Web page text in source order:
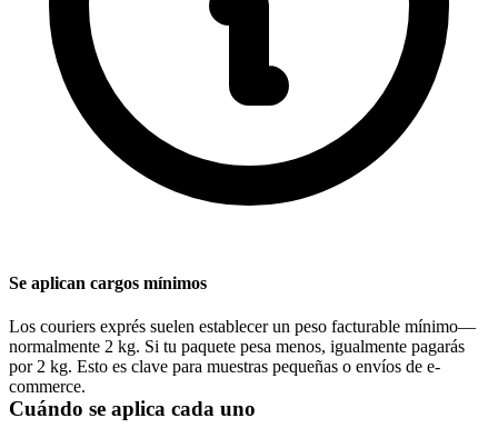
Se aplican cargos mínimos
Los couriers exprés suelen establecer un peso facturable mínimo—
normalmente 2 kg. Si tu paquete pesa menos, igualmente pagarás
por 2 kg. Esto es clave para muestras pequeñas o envíos de e-
commerce.
Cuándo se aplica cada uno